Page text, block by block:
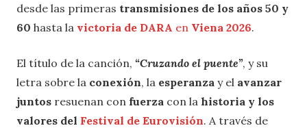
desde las primeras transmisiones de los años 50 y
60 hasta la victoria de DARA en Viena 2026.
El título de la canción, “Cruzando el puente”, y su
letra sobre la conexión, la esperanza y el avanzar
juntos resuenan con fuerza con la historia y los
valores del Festival de Eurovisión. A través de